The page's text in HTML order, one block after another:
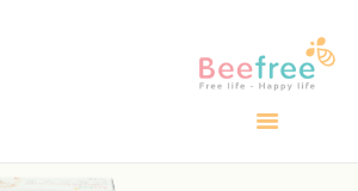
TRANG CHỦ